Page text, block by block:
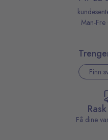
Man-
Finn
Få dine